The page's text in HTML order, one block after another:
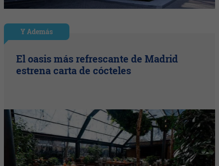
Y Además
El oasis más refrescante de Madrid
estrena carta de cócteles